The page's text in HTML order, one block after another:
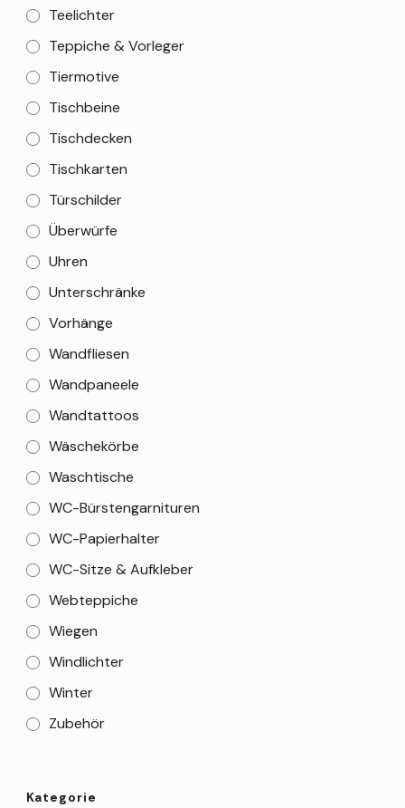
Teelichter
Teppiche & Vorleger
Tiermotive
Tischbeine
Tischdecken
Tischkarten
Türschilder
Überwürfe
Uhren
Unterschränke
Vorhänge
Wandfliesen
Wandpaneele
Wandtattoos
Wäschekörbe
Waschtische
WC-Bürstengarnituren
WC-Papierhalter
WC-Sitze & Aufkleber
Webteppiche
Wiegen
Windlichter
Winter
Zubehör
Kategorie